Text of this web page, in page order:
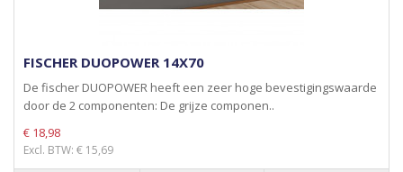
FISCHER DUOPOWER 14X70
De fischer DUOPOWER heeft een zeer hoge bevestigingswaarde
door de 2 componenten: De grijze componen..
€ 18,98
Excl. BTW: € 15,69